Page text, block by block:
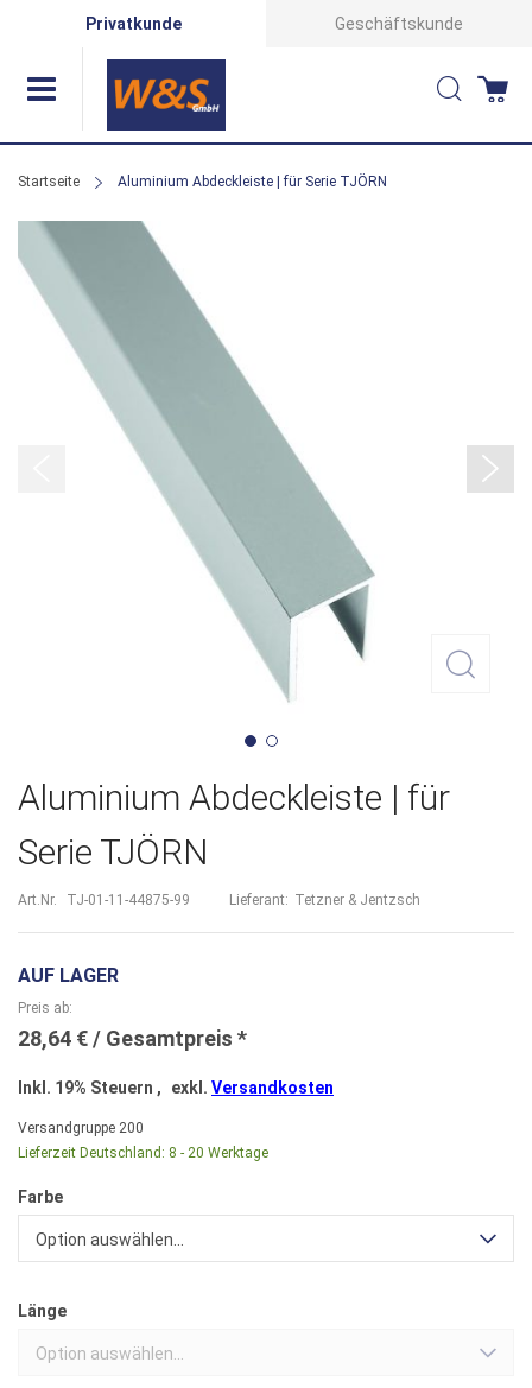
Privatkunde Geschäftskunde
Suche
Startseite Aluminium Abdeckleiste | für Serie TJÖRN
Zum
Ende
Bildergalerie
Zum
der
Bildergalerie
springen
Aluminium Abdeckleiste | für
Serie TJÖRN
Art.Nr. TJ-01-11-44875-99 Lieferant: Tetzner & Jentzsch
AUF LAGER
Preis ab
28,64 €
Inkl. 19% Steuern , exkl. Versandkosten
Versandgruppe 200
Lieferzeit Deutschland: 8 - 20 Werktage
Farbe
Option auswählen...
Länge
Option auswählen...